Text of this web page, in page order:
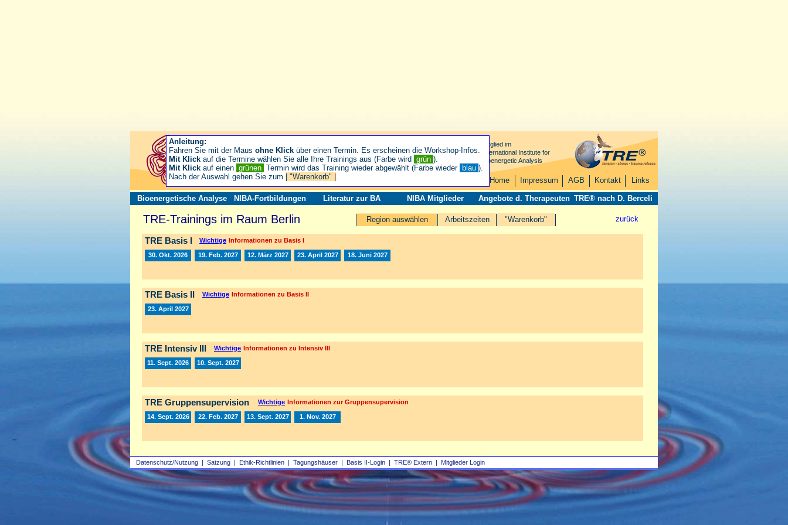
Datenschutz/Nutzung | Satzung | Ethik-Richtlinien | Tagungshäuser | Basis II‑Login | TRE® Extern | Mitglieder Login
Mitglied im
International Institute for
Bioenergetic Analysis
Home Impressum AGB Kontakt Links
Bioenergetische Analyse NIBA-Fortbildungen Literatur zur BA NIBA Mitglieder Angebote d. Therapeuten TRE® nach D. Berceli
zurück
Arbeitszeiten "Warenkorb"
TRE-Trainings im Raum Berlin Region auswählen
TRE Basis I Wichtige Informationen zu Basis I
30. Okt. 2026 19. Feb. 2027 12. März 2027 23. April 2027 18. Juni 2027
TRE Basis II Wichtige Informationen zu Basis II
23. April 2027
TRE Intensiv III Wichtige Informationen zu Intensiv III
11. Sept. 2026 10. Sept. 2027
TRE Gruppensupervision Wichtige Informationen zur Gruppensupervision
14. Sept. 2026 22. Feb. 2027 13. Sept. 2027 1. Nov. 2027
Anleitung:
Fahren Sie mit der Maus ohne Klick über einen Termin. Es erscheinen die Workshop-Infos.
Mit Klick auf die Termine wählen Sie alle Ihre Trainings aus (Farbe wird grün ).
Mit Klick auf einen grünen Termin wird das Training wieder abgewählt (Farbe wieder blau ).
Nach der Auswahl gehen Sie zum
| "Warenkorb" | .